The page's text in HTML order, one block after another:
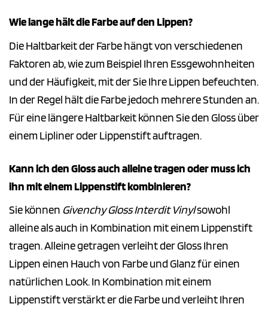
Wie lange hält die Farbe auf den Lippen?
Die Haltbarkeit der Farbe hängt von verschiedenen
Faktoren ab, wie zum Beispiel Ihren Essgewohnheiten
und der Häufigkeit, mit der Sie Ihre Lippen befeuchten.
In der Regel hält die Farbe jedoch mehrere Stunden an.
Für eine längere Haltbarkeit können Sie den Gloss über
einem Lipliner oder Lippenstift auftragen.
Kann ich den Gloss auch alleine tragen oder muss ich
ihn mit einem Lippenstift kombinieren?
Sie können Givenchy Gloss Interdit Vinylsowohl
alleine als auch in Kombination mit einem Lippenstift
tragen. Alleine getragen verleiht der Gloss Ihren
Lippen einen Hauch von Farbe und Glanz für einen
natürlichen Look. In Kombination mit einem
Lippenstift verstärkt er die Farbe und verleiht Ihren